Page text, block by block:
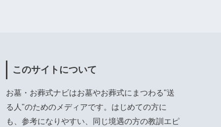
このサイトについて
お墓・お葬式ナビはお墓やお葬式にまつわる"送
る人"のためのメディアです。はじめての方に
も、参考になりやすい、同じ境遇の方の教訓エピ